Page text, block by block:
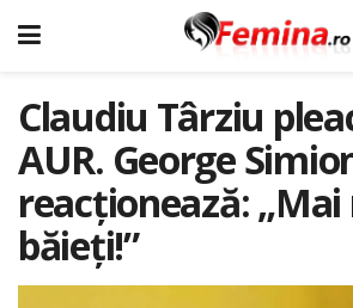
Claudiu Târziu
AUR. George
reacționează:
băieți!”